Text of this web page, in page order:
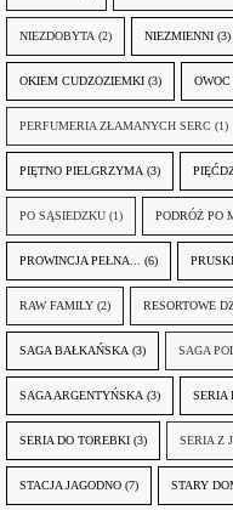
NIEZDOBYTA (2) NIEZMIENNI (3)
OKIEM CUDZOZIEMKI (3)
PERFUMERIA ZŁAMANYCH SERC (1)
PIĘTNO PIELGRZYMA (3)
PO SĄSIEDZKU (1) PODRÓŻ PO
PROWINCJA PEŁNA... (6)
RAW FAMILY (2) RESORTOWE
SAGA BAŁKAŃSKA (3) SAGA
SAGA ARGENTYŃSKA (3) SERIA
SERIA DO TOREBKI (3) SERIA Z
STACJA JAGODNO (7) STARY